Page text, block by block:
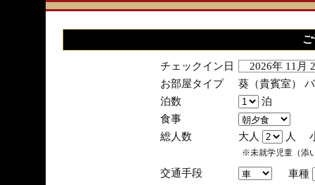
チェックイン日
2026年 11
お部屋タイプ
葵（貴賓室）
泊数
泊
食事
総人数
大人 人
※未就学児童（添
交通手段
車種